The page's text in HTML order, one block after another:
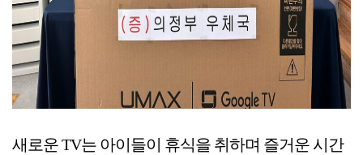
새로운 TV는 아이들이 휴식을 취하며 즐거운 시간